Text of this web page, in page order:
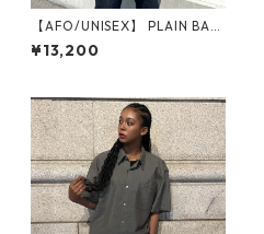
【AFO/UNISEX】 PLAIN BAS
EBALL SHIRTS / 無地ボディー
¥13,200